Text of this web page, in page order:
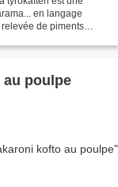
en langage
de piments
au poulpe